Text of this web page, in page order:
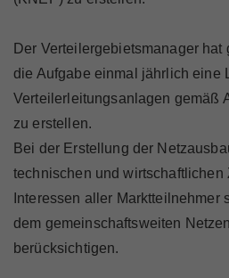
Über Uns
Der Verteilergebietsmanager hat
die Aufgabe einmal jährlich eine
Verteilerleitungsanlagen gemäß
zu erstellen.
Bei der Erstellung der
technischen und
Interessen aller Marktteilnehmer
dem gemeinschaftsweiten
berücksichtigen.